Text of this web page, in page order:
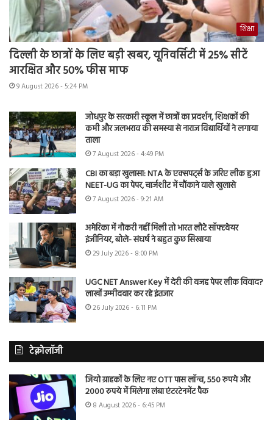
शिक्षा
दिल्ली के छात्रों के लिए बड़ी खबर, यूनिवर्सिटी में 25% सीटें
आरक्षित और 50% फीस माफ
9 August 2026 - 5:24 PM
जोधपुर के सरकारी स्कूल में छात्रों का प्रदर्शन, शिक्षकों की
कमी और जलभराव की समस्या से नाराज विद्यार्थियों ने लगाया
ताला
7 August 2026 - 4:49 PM
CBI का बड़ा खुलासा: NTA के एक्सपर्ट्स के जरिए लीक हुआ
NEET-UG का पेपर, चार्जशीट में चौंकाने वाले खुलासे
7 August 2026 - 9:21 AM
अमेरिका में नौकरी नहीं मिली तो भारत लौटे सॉफ्टवेयर
इंजीनियर, बोले- संघर्ष ने बहुत कुछ सिखाया
29 July 2026 - 8:00 PM
UGC NET Answer Key में देरी की वजह पेपर लीक विवाद?
लाखों उम्मीदवार कर रहे इंतजार
26 July 2026 - 6:11 PM
टेक्नोलॉजी
जियो ग्राहकों के लिए नए OTT पास लॉन्च, 550 रुपये और
2000 रुपये में मिलेगा लंबा एंटरटेनमेंट पैक
8 August 2026 - 6:45 PM